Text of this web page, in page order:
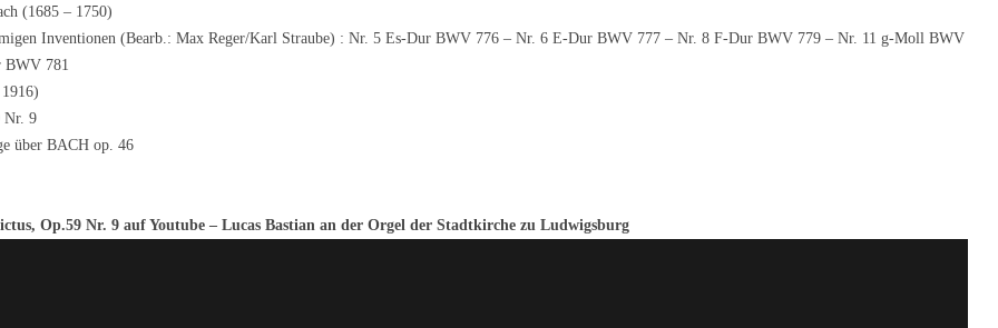
(1685 – 1750)
Inventionen (Bearb.: Max Reger/Karl Straube) : Nr. 5 Es-Dur BWV 776 – Nr. 6 E-Dur BWV 777 – Nr. 8 F-Dur BWV 779 – Nr. 11 g-Moll BWV
BWV 781
Nr. 9
über BACH op. 46
Op.59 Nr. 9 auf Youtube – Lucas Bastian an der Orgel der Stadtkirche zu Ludwigsburg